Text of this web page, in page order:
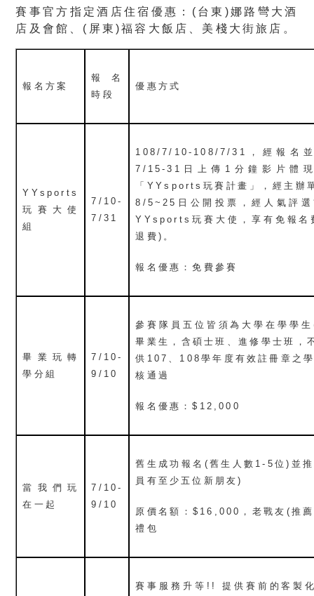
賽事官方指定酒店住宿優惠：(台東)娜路彎大酒
店及會館、(屏東)福容大飯店、美棧大街旅店。
報名方案
報名
時段
優惠方式
YYsports
玩賽大使
組
7/10-
7/31
108/7/10-108/7/31，經報名
7/15-31日上傳1分鐘影片體
「YYsports玩賽計畫」，經主辦
8/5~25日公開投票，經人氣評
YYsports玩賽大使，享有免報名
退費)。
報名優惠：免費參賽
畢業玩轉
學分組
7/10-
9/10
參賽隊員五位皆須為大學在學學
畢業生，含碩士班、進修學士班，
供107、108學年度有效註冊章之
核通過
報名優惠：$12,000
當我們玩
在一起
7/10-
9/10
舊生成功報名(舊生人數1-5位)並
員有至少五位新朋友)
原價名額：$16,000，老戰友(推
禮包
賽事服務升等!! 提供賽前的客製